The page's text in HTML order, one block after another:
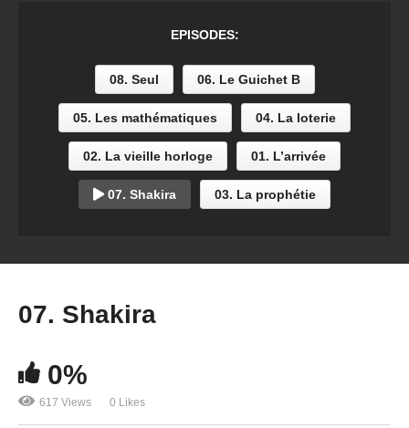
0.1 l’arrivée
EPISODES:
08. Seul 06. Le Guichet B
05. Les mathématiques 04. La loterie
02. La vieille horloge 01. L’arrivée
07. Shakira 03. La prophétie
07. Shakira
0%
617 Views 0 Likes